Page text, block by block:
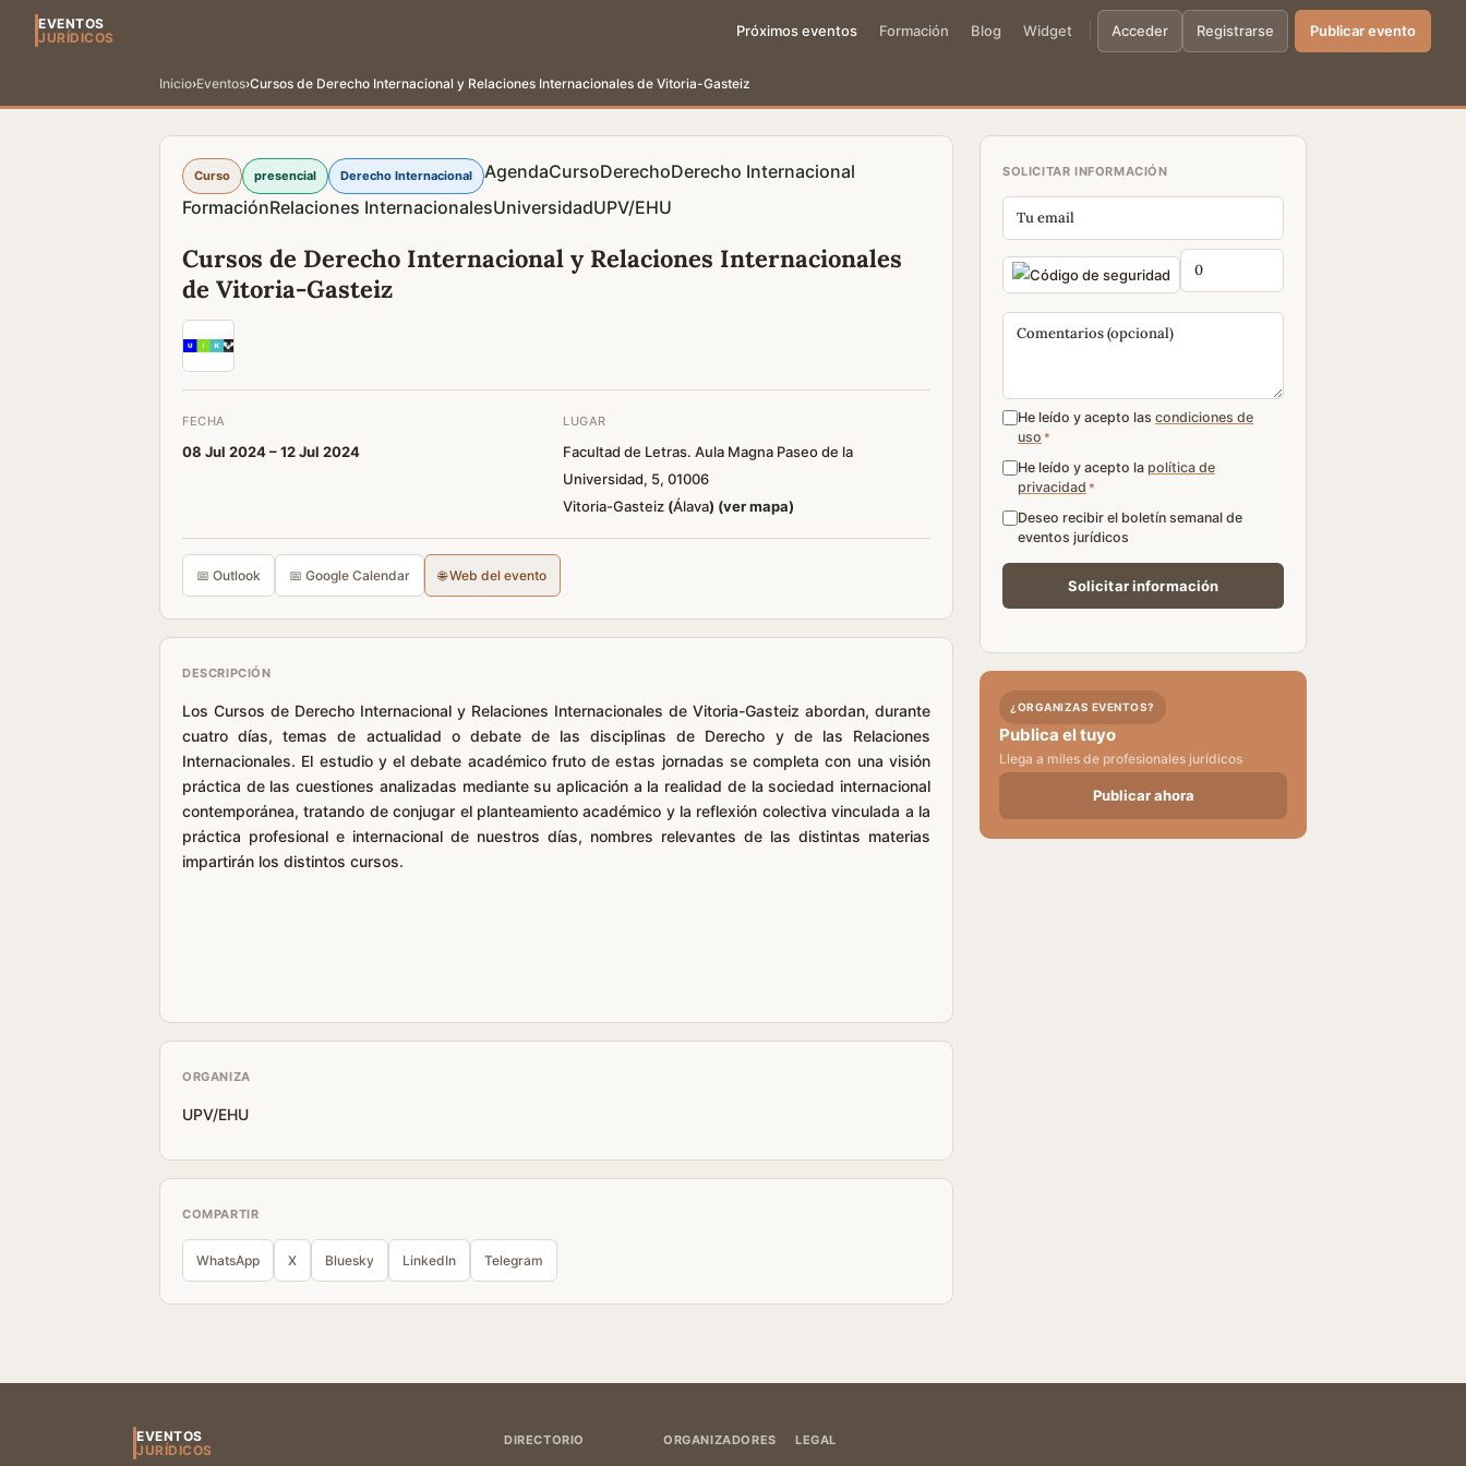
EVENTOS
JURÍDICOS
Próximos eventos Formación Blog Widget Acceder Registrarse Publicar evento
Inicio›Eventos›Cursos de Derecho Internacional y Relaciones Internacionales de Vitoria-Gasteiz
Curso presencial Derecho Internacional AgendaCursoDerechoDerecho Internacional
FormaciónRelaciones InternacionalesUniversidadUPV/EHU
Cursos de Derecho Internacional y Relaciones Internacionales
de Vitoria-Gasteiz
FECHA
08 Jul 2024 –12 Jul 2024
LUGAR
Facultad de Letras. Aula Magna Paseo de la
Universidad, 5, 01006
Vitoria-Gasteiz (Álava) (ver mapa)
📅 Outlook 📅 Google Calendar 🌐 Web del evento
DESCRIPCIÓN
Los Cursos de Derecho Internacional y Relaciones Internacionales de Vitoria-Gasteiz abordan, durante
cuatro días, temas de actualidad o debate de las disciplinas de Derecho y de las Relaciones
Internacionales. El estudio y el debate académico fruto de estas jornadas se completa con una visión
práctica de las cuestiones analizadas mediante su aplicación a la realidad de la sociedad internacional
contemporánea, tratando de conjugar el planteamiento académico y la reflexión colectiva vinculada a la
práctica profesional e internacional de nuestros días, nombres relevantes de las distintas materias
impartirán los distintos cursos.
ORGANIZA
UPV/EHU
COMPARTIR
WhatsApp X Bluesky LinkedIn Telegram
SOLICITAR INFORMACIÓN
He leído y acepto las condiciones de
uso *
He leído y acepto la política de
privacidad *
Deseo recibir el boletín semanal de
eventos jurídicos
¿ORGANIZAS EVENTOS?
Publica el tuyo
Llega a miles de profesionales jurídicos
Publicar ahora
EVENTOS
JURÍDICOS
DIRECTORIO ORGANIZADORES LEGAL